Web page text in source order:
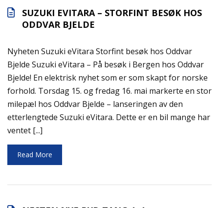
SUZUKI EVITARA – STORFINT BESØK HOS
ODDVAR BJELDE
Nyheten Suzuki eVitara Storfint besøk hos Oddvar
Bjelde Suzuki eVitara – På besøk i Bergen hos Oddvar
Bjelde! En elektrisk nyhet som er som skapt for norske
forhold. Torsdag 15. og fredag 16. mai markerte en stor
milepæl hos Oddvar Bjelde – lanseringen av den
etterlengtede Suzuki eVitara. Dette er en bil mange har
ventet [...]
Read More